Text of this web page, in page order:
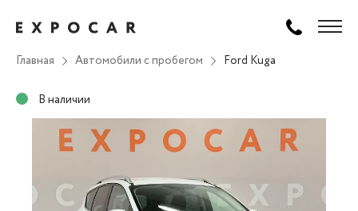
Главная Автомобили с пробегом Ford Kuga
В наличии